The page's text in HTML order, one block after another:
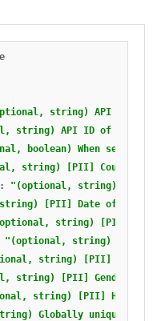
string) API ID of
string) API ID of the app
boolean) When set to
string) [PII] Country of
:
"(optional, string) Valid
[PII] Date of birth
string) [PII]
"(optional, string) [PII]
string) [PII] First
string) [PII] Gender
string) [PII] Home
Globally unique ID